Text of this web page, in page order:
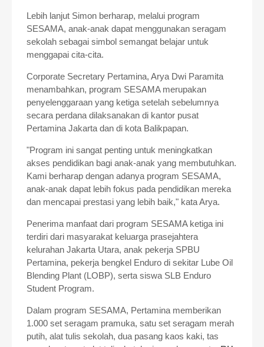
Lebih lanjut Simon berharap, melalui program
SESAMA, anak-anak dapat menggunakan seragam
sekolah sebagai simbol semangat belajar untuk
menggapai cita-cita.
Corporate Secretary Pertamina, Arya Dwi Paramita
menambahkan, program SESAMA merupakan
penyelenggaraan yang ketiga setelah sebelumnya
secara perdana dilaksanakan di kantor pusat
Pertamina Jakarta dan di kota Balikpapan.
"Program ini sangat penting untuk meningkatkan
akses pendidikan bagi anak-anak yang membutuhkan.
Kami berharap dengan adanya program SESAMA,
anak-anak dapat lebih fokus pada pendidikan mereka
dan mencapai prestasi yang lebih baik," kata Arya.
Penerima manfaat dari program SESAMA ketiga ini
terdiri dari masyarakat keluarga prasejahtera
kelurahan Jakarta Utara, anak pekerja SPBU
Pertamina, pekerja bengkel Enduro di sekitar Lube Oil
Blending Plant (LOBP), serta siswa SLB Enduro
Student Program.
Dalam program SESAMA, Pertamina memberikan
1.000 set seragam pramuka, satu set seragam merah
putih, alat tulis sekolah, dua pasang kaos kaki, tas